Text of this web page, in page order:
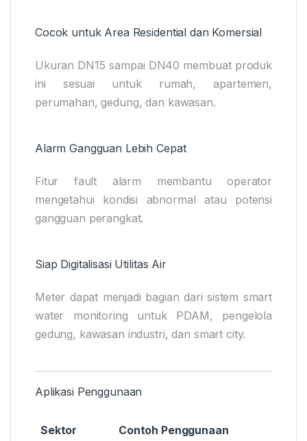
Cocok untuk Area Residential dan Komersial
Ukuran DN15 sampai DN40 membuat produk
ini sesuai untuk rumah, apartemen,
perumahan, gedung, dan kawasan.
Alarm Gangguan Lebih Cepat
Fitur fault alarm membantu operator
mengetahui kondisi abnormal atau potensi
gangguan perangkat.
Siap Digitalisasi Utilitas Air
Meter dapat menjadi bagian dari sistem smart
water monitoring untuk PDAM, pengelola
gedung, kawasan industri, dan smart city.
Aplikasi Penggunaan
Sektor Contoh Penggunaan